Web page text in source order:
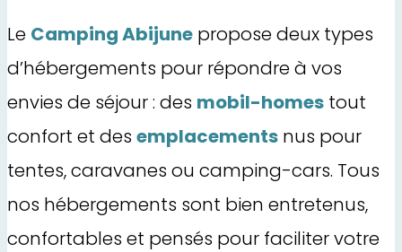
Le Camping Abijune propose deux types
d’hébergements pour répondre à vos
envies de séjour : des mobil-homes tout
confort et des emplacements nus pour
tentes, caravanes ou camping-cars. Tous
nos hébergements sont bien entretenus,
confortables et pensés pour faciliter votre